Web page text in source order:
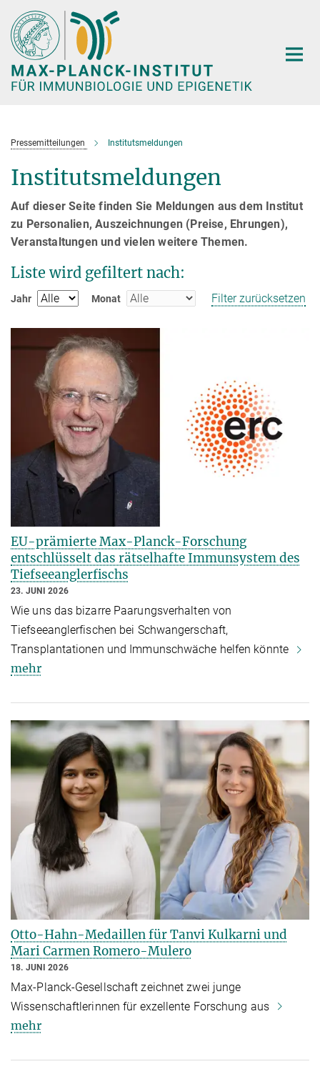
Hauptinhalt
Pressemitteilungen Institutsmeldungen
Institutsmeldungen
Auf dieser Seite finden Sie Meldungen aus dem Institut
zu Personalien, Auszeichnungen (Preise, Ehrungen),
Veranstaltungen und vielen weitere Themen.
Liste wird gefiltert nach:
Jahr Monat Filter zurücksetzen
EU-prämierte Max-Planck-Forschung
entschlüsselt das rätselhafte Immunsystem des
Tiefseeanglerfischs
23. JUNI 2026
Wie uns das bizarre Paarungsverhalten von
Tiefseeanglerfischen bei Schwangerschaft,
Transplantationen und Immunschwäche helfen könnte
mehr
Otto-Hahn-Medaillen für Tanvi Kulkarni und
Mari Carmen Romero-Mulero
18. JUNI 2026
Max-Planck-Gesellschaft zeichnet zwei junge
Wissenschaftlerinnen für exzellente Forschung aus
mehr